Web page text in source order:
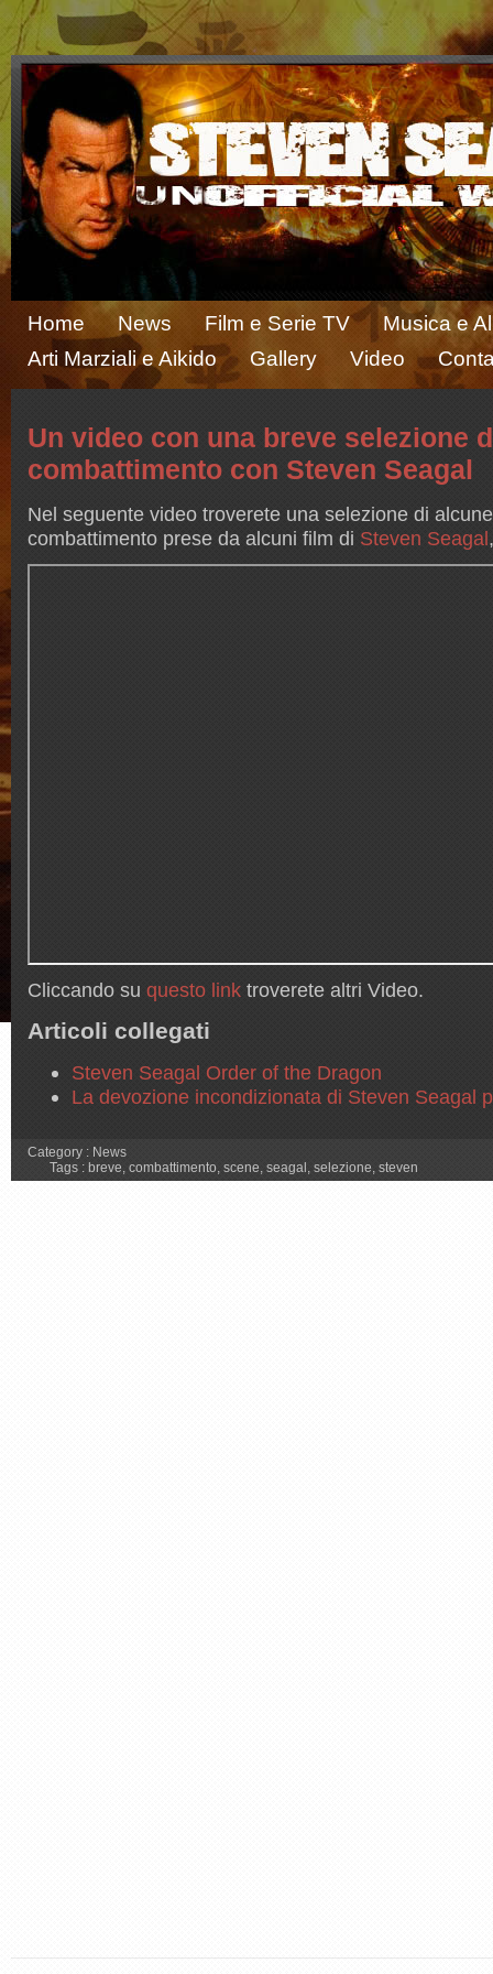
Home News Film e Serie TV
Musica e
Arti Marziali e Aikido
Gallery Video
Un video con una breve selezione
combattimento con Steven Seagal
Nel seguente video troverete una selezione di
combattimento prese da alcuni film di Steven Seagal
Cliccando su questo link troverete altri Video.
Articoli collegati
Steven Seagal Order of the Dragon
La devozione incondizionata di Steven Seagal
Category : News
Tags : breve, combattimento, scene, seagal , selezione, steven